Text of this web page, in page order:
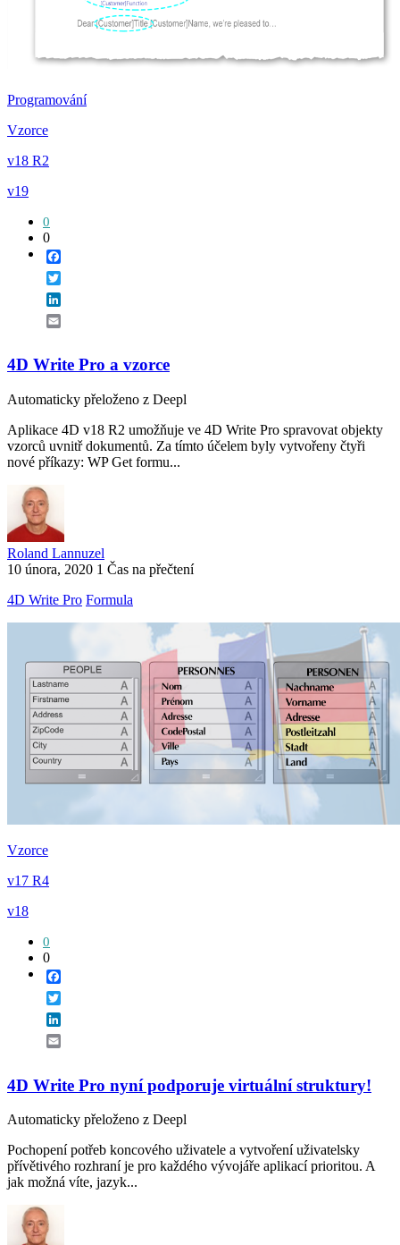
Programování
Vzorce
v18 R2
v19
0
0
4D Write Pro a vzorce
Automaticky přeloženo z Deepl
Aplikace 4D v18 R2 umožňuje ve 4D Write Pro spravovat objekty
vzorců uvnitř dokumentů. Za tímto účelem byly vytvořeny čtyři
nové příkazy: WP Get formu...
Roland Lannuzel
10 února, 2020 1 Čas na přečtení
4D Write Pro Formula
Vzorce
v17 R4
v18
0
0
4D Write Pro nyní podporuje virtuální struktury!
Automaticky přeloženo z Deepl
Pochopení potřeb koncového uživatele a vytvoření uživatelsky
přívětivého rozhraní je pro každého vývojáře aplikací prioritou. A
jak možná víte, jazyk...